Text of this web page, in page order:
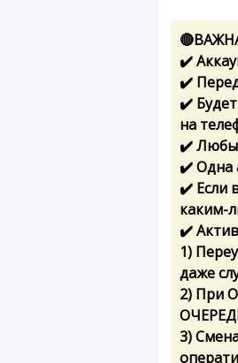
✔️
✔️
✔️
на
✔️
✔️ Одна
✔️ Если
каким-
✔️
1)
даже
2) При
3)